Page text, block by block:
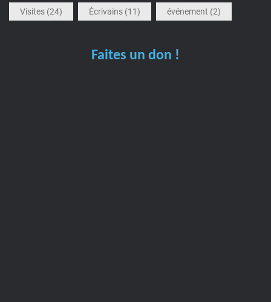
Visites (24) Écrivains (11) événement (2)
Faites un don !